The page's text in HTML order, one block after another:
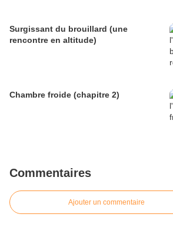
Surgissant du brouillard (une
rencontre en altitude)
Chambre froide (chapitre 2)
Commentaires
Ajouter un commentaire